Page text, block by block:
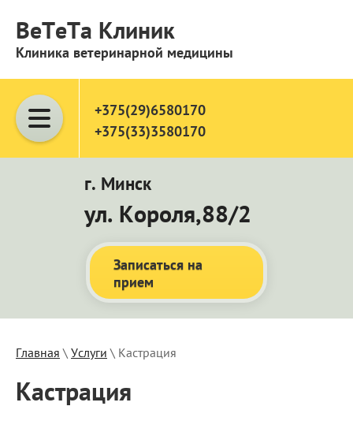
ВеТеТа Клиник
Клиника ветеринарной медицины
+375(29)6580170
+375(33)3580170
г. Минск
ул. Короля,88/2
Записаться на
прием
Главная \ Услуги \ Кастрация
Кастрация